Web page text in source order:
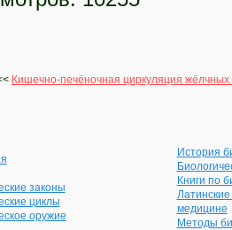
Кишечно-печёночная циркуляция жёлчных
законы
циклы
оружие
История
Книги по
медицине
Методы